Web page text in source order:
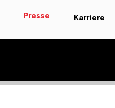
Presse Karriere